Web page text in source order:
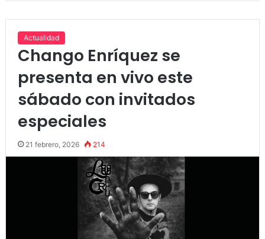
Actualidad
Chango Enríquez se
presenta en vivo este
sábado con invitados
especiales
21 febrero, 2026 214